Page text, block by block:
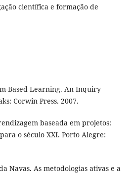
científica e formação de
Based Learning. An Inquiry
Corwin Press. 2007.
baseada em projetos:
o século XXI. Porto Alegre:
Navas. As metodologias ativas e a